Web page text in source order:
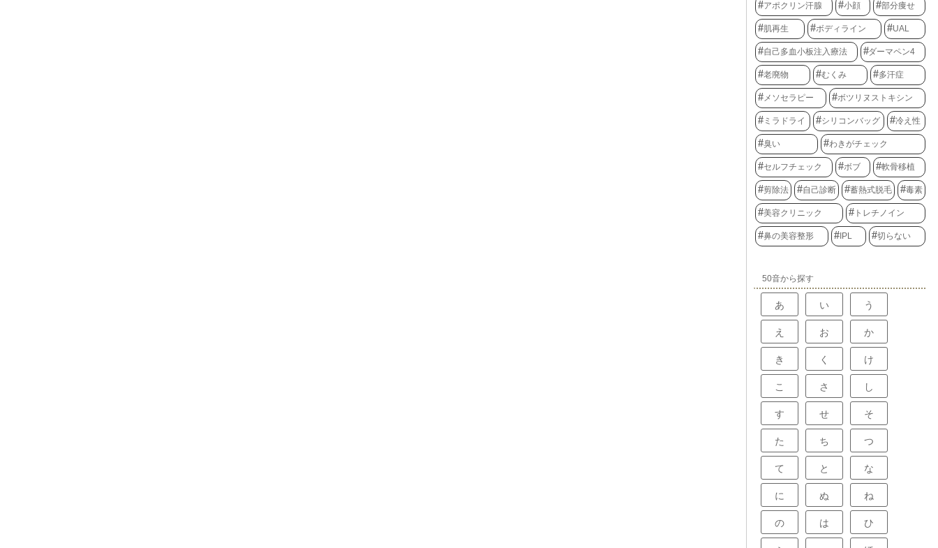
アポクリン汗腺 小顔 部分痩せ
肌再生 ボディライン UAL
自己多血小板注入療法 ダーマペン4
老廃物 むくみ 多汗症
メソセラピー ボツリヌストキシン
ミラドライ シリコンバッグ 冷え性
臭い わきがチェック
セルフチェック ボブ 軟骨移植
剪除法 自己診断 蓄熱式脱毛 毒素
美容クリニック トレチノイン
鼻の美容整形 IPL 切らない
50音から探す
あ い う
え お か
き く け
こ さ し
す せ そ
た ち つ
て と な
に ぬ ね
の は ひ